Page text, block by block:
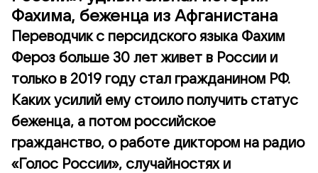
Фахима, беженца из Афганистана
Переводчик с персидского языка Фахим
Фероз больше 30 лет живет в России и
только в 2019 году стал гражданином РФ.
Каких усилий ему стоило получить статус
беженца, а потом российское
гражданство, о работе диктором на радио
«Голос России», случайностях и